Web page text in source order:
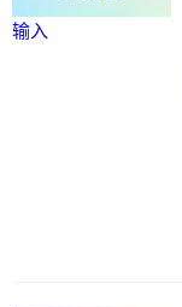
输入